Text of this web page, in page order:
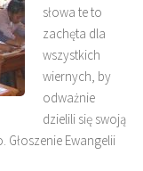
słowa te to
zachęta dla
wszystkich
wiernych, by
odważnie
dzielili się swoją
Ewangelii